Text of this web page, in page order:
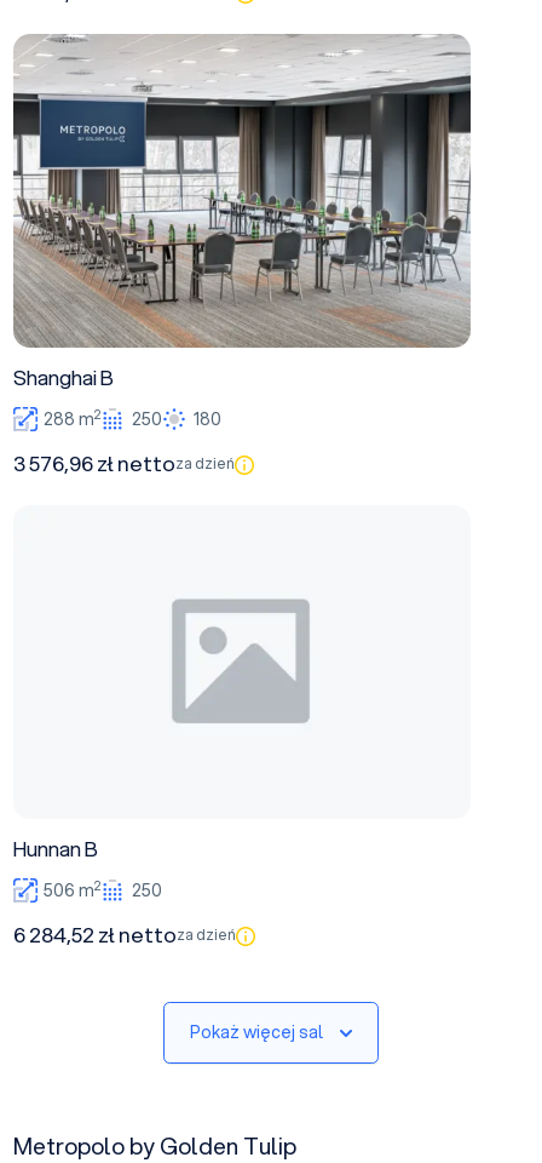
Shanghai B
Shanghai B
288 m2 250 180
3 576,96 zł nettoza dzień
Hunnan B
506 m2 250
6 284,52 zł nettoza dzień
Pokaż więcej sal
Metropolo by Golden Tulip